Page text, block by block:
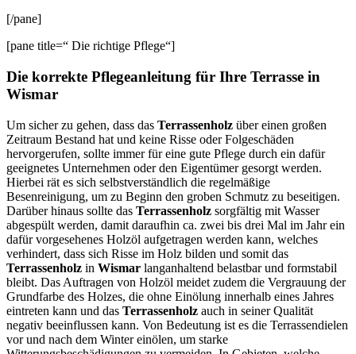
[/pane]
[pane title=“ Die richtige Pflege“]
Die korrekte Pflegeanleitung für Ihre Terrasse in
Wismar
Um sicher zu gehen, dass das Terrassenholz über einen großen
Zeitraum Bestand hat und keine Risse oder Folgeschäden
hervorgerufen, sollte immer für eine gute Pflege durch ein dafür
geeignetes Unternehmen oder den Eigentümer gesorgt werden.
Hierbei rät es sich selbstverständlich die regelmäßige
Besenreinigung, um zu Beginn den groben Schmutz zu beseitigen.
Darüber hinaus sollte das Terrassenholz sorgfältig mit Wasser
abgespült werden, damit daraufhin ca. zwei bis drei Mal im Jahr ein
dafür vorgesehenes Holzöl aufgetragen werden kann, welches
verhindert, dass sich Risse im Holz bilden und somit das
Terrassenholz in Wismar langanhaltend belastbar und formstabil
bleibt. Das Auftragen von Holzöl meidet zudem die Vergrauung der
Grundfarbe des Holzes, die ohne Einölung innerhalb eines Jahres
eintreten kann und das Terrassenholz auch in seiner Qualität
negativ beeinflussen kann. Von Bedeutung ist es die Terrassendielen
vor und nach dem Winter einölen, um starke